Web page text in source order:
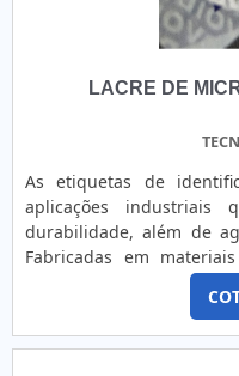
LACRE DE
As etiquetas de
aplicações industriais
durabilidade, além de
Fabricadas em
BOPP, poliéster (nas
(cristal e texturizado)
transparente), elas
diversas superfícies.